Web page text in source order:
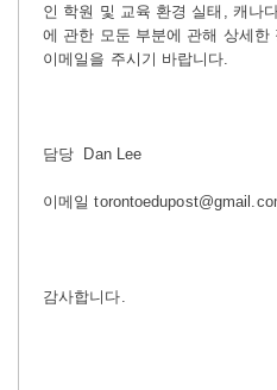
인 학원 및 교육 환경 실태, 캐나
에 관한 모둔 부분에 관해 상세한
이메일을 주시기 바랍니다.
담당 Dan Lee
이메일
감사합니다.